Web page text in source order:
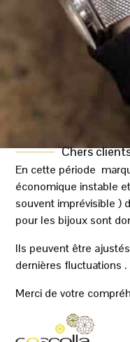
Une alliance
L’association de
équilibré et apporte
plus, son style
facilement au
alliance
accompagne
engagement. Elle
comme un bijou
Un bijou
carats
Grâce à son design
associe modernité
Chers
En cette période
économique instable
souvent imprévisible )
pour les bijoux sont
Ils peuvent être
dernières fluctuations .
Merci de votre